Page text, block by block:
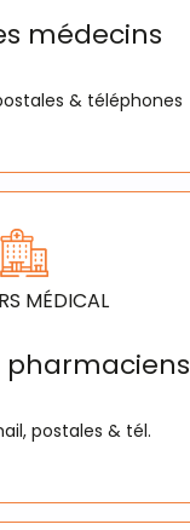
médecins
& téléphones
MÉDICAL
pharmaciens
postales & tél.